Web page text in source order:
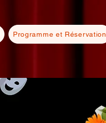
Programme et Réservation